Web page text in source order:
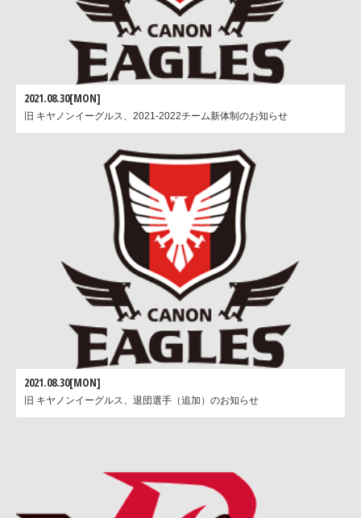
2021.08.30[MON]
旧 キヤノンイーグルス、2021-2022チーム新体制のお知らせ
2021.08.30[MON]
旧 キヤノンイーグルス、退団選手（追加）のお知らせ